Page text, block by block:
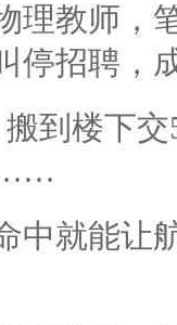
理教师，
停招聘，
到楼下
……
中就能让